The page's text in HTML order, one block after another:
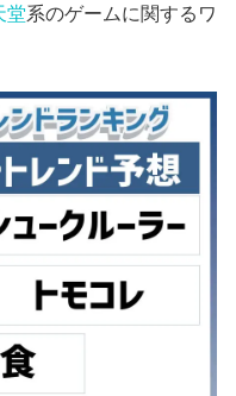
堂系のゲームに関するワ